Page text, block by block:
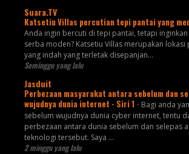
Suara.TV
Katsetiu Villas percutian tepi pantai yang
Anda ingin bercuti di tepi pantai, tetapi inginkan
serba moden? Katsetiu Villas merupakan lokasi
yang indah yang terletak disepanjan...
Seminggu yang lalu
Jasduit
Perbezaan masyarakat antara sebelum dan
wujudnya dunia internet - Siri 1 - Bagi anda
sebelum wujudnya dunia cyber internet, tentu
perbezaan antara dunia sebelum dan selepas
teknologi tersebut. Saya ...
2 minggu yang lalu